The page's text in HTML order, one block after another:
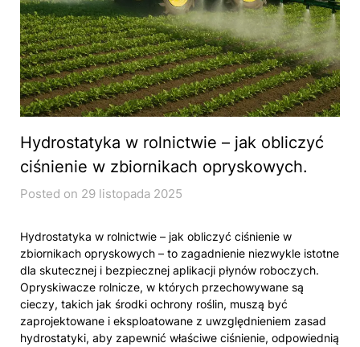
Hydrostatyka w rolnictwie – jak obliczyć
ciśnienie w zbiornikach opryskowych.
Posted on 29 listopada 2025
Hydrostatyka w rolnictwie – jak obliczyć ciśnienie w
zbiornikach opryskowych – to zagadnienie niezwykle istotne
dla skutecznej i bezpiecznej aplikacji płynów roboczych.
Opryskiwacze rolnicze, w których przechowywane są
cieczy, takich jak środki ochrony roślin, muszą być
zaprojektowane i eksploatowane z uwzględnieniem zasad
hydrostatyki, aby zapewnić właściwe ciśnienie, odpowiednią